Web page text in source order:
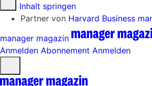
Zum Inhalt springen
Partner von Harvard Business
manager magazin
Anmelden Abonnement Anmelden
öffnen